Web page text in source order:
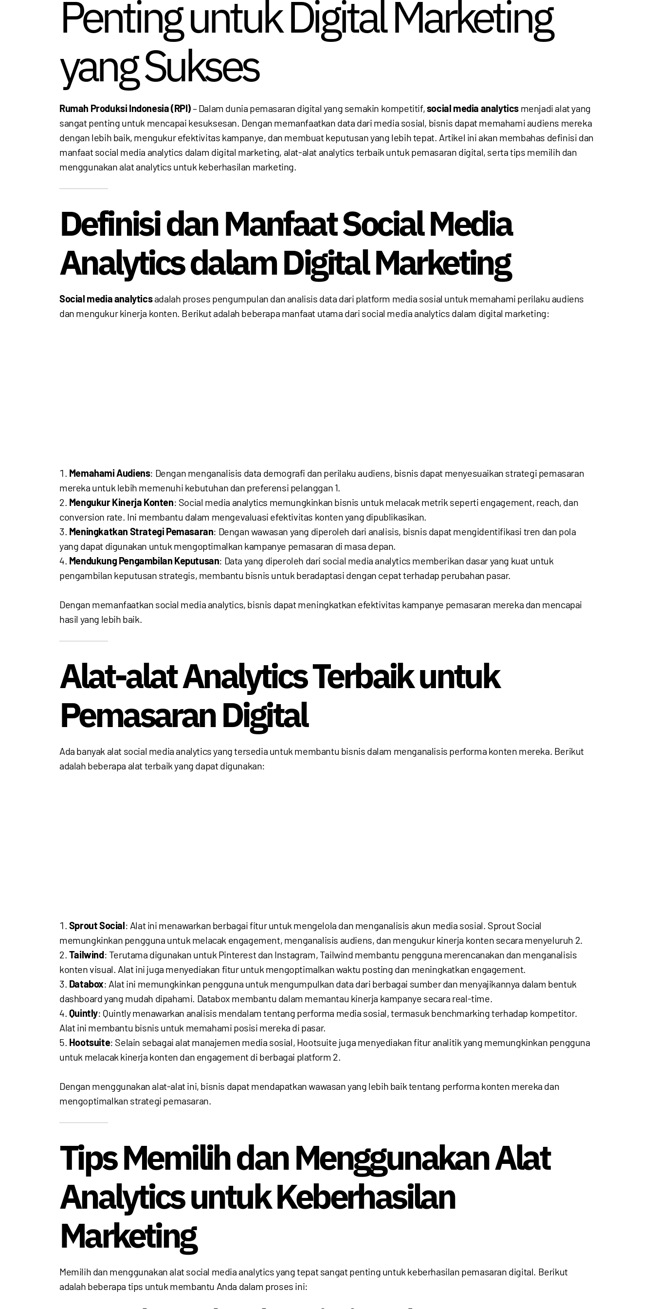
Penting untuk Digital Marketing
yang Sukses
Rumah Produksi Indonesia (RPI)– Dalam dunia pemasaran digital yang semakin kompetitif,social media analytics menjadi alat yang
sangat penting untuk mencapai kesuksesan. Dengan memanfaatkan data dari media sosial, bisnis dapat memahami audiens mereka
dengan lebih baik, mengukur efektivitas kampanye, dan membuat keputusan yang lebih tepat. Artikel ini akan membahas definisi dan
manfaat social media analytics dalam digital marketing, alat-alat analytics terbaik untuk pemasaran digital, serta tips memilih dan
menggunakan alat analytics untuk keberhasilan marketing.
Definisi dan Manfaat Social Media
Analytics dalam Digital Marketing
Social media analyticsadalah proses pengumpulan dan analisis data dari platform media sosial untuk memahami perilaku audiens
dan mengukur kinerja konten. Berikut adalah beberapa manfaat utama dari social media analytics dalam digital marketing:
Memahami Audiens: Dengan menganalisis data demografi dan perilaku audiens, bisnis dapat menyesuaikan strategi pemasaran
mereka untuk lebih memenuhi kebutuhan dan preferensi pelanggan 1.
Mengukur Kinerja Konten: Social media analytics memungkinkan bisnis untuk melacak metrik seperti engagement, reach, dan
conversion rate. Ini membantu dalam mengevaluasi efektivitas konten yang dipublikasikan.
Meningkatkan Strategi Pemasaran: Dengan wawasan yang diperoleh dari analisis, bisnis dapat mengidentifikasi tren dan pola
yang dapat digunakan untuk mengoptimalkan kampanye pemasaran di masa depan.
Mendukung Pengambilan Keputusan: Data yang diperoleh dari social media analytics memberikan dasar yang kuat untuk
pengambilan keputusan strategis, membantu bisnis untuk beradaptasi dengan cepat terhadap perubahan pasar.
Dengan memanfaatkan social media analytics, bisnis dapat meningkatkan efektivitas kampanye pemasaran mereka dan mencapai
hasil yang lebih baik.
Alat-alat Analytics Terbaik untuk
Pemasaran Digital
Ada banyak alat social media analytics yang tersedia untuk membantu bisnis dalam menganalisis performa konten mereka. Berikut
adalah beberapa alat terbaik yang dapat digunakan:
Sprout Social: Alat ini menawarkan berbagai fitur untuk mengelola dan menganalisis akun media sosial. Sprout Social
memungkinkan pengguna untuk melacak engagement, menganalisis audiens, dan mengukur kinerja konten secara menyeluruh 2.
Tailwind: Terutama digunakan untuk Pinterest dan Instagram, Tailwind membantu pengguna merencanakan dan menganalisis
konten visual. Alat ini juga menyediakan fitur untuk mengoptimalkan waktu posting dan meningkatkan engagement.
Databox: Alat ini memungkinkan pengguna untuk mengumpulkan data dari berbagai sumber dan menyajikannya dalam bentuk
dashboard yang mudah dipahami. Databox membantu dalam memantau kinerja kampanye secara real-time.
Quintly: Quintly menawarkan analisis mendalam tentang performa media sosial, termasuk benchmarking terhadap kompetitor.
Alat ini membantu bisnis untuk memahami posisi mereka di pasar.
Hootsuite: Selain sebagai alat manajemen media sosial, Hootsuite juga menyediakan fitur analitik yang memungkinkan pengguna
untuk melacak kinerja konten dan engagement di berbagai platform 2.
Dengan menggunakan alat-alat ini, bisnis dapat mendapatkan wawasan yang lebih baik tentang performa konten mereka dan
mengoptimalkan strategi pemasaran.
Tips Memilih dan Menggunakan Alat
Analytics untuk Keberhasilan
Marketing
Memilih dan menggunakan alat social media analytics yang tepat sangat penting untuk keberhasilan pemasaran digital. Berikut
adalah beberapa tips untuk membantu Anda dalam proses ini: